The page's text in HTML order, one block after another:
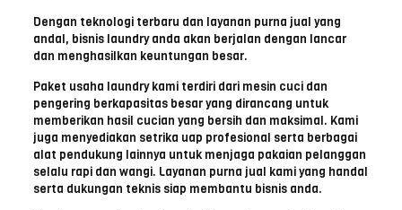
Dengan teknologi terbaru dan layanan purna jual yang
andal, bisnis laundry anda akan berjalan dengan lancar
dan menghasilkan keuntungan besar.
Paket usaha laundry kami terdiri dari mesin cuci dan
pengering berkapasitas besar yang dirancang untuk
memberikan hasil cucian yang bersih dan maksimal. Kami
juga menyediakan setrika uap profesional serta berbagai
alat pendukung lainnya untuk menjaga pakaian pelanggan
selalu rapi dan wangi. Layanan purna jual kami yang handal
serta dukungan teknis siap membantu bisnis anda.